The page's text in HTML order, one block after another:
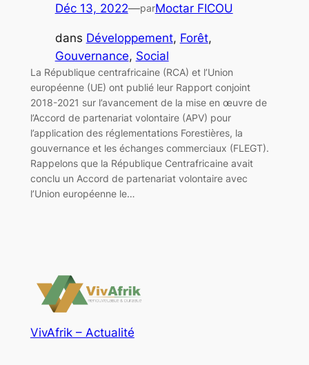
Déc 13, 2022—parMoctar FICOU
dans Développement, Forêt
Gouvernance, Social
La République centrafricaine (RCA) et l’Union
européenne (UE) ont publié leur Rapport conjoint
2018-2021 sur l’avancement de la mise en œuvre de
l’Accord de partenariat volontaire (APV) pour
l’application des réglementations Forestières, la
gouvernance et les échanges commerciaux (FLEGT).
Rappelons que la République Centrafricaine avait
conclu un Accord de partenariat volontaire avec
l’Union européenne le…
VivAfrik – Actualité